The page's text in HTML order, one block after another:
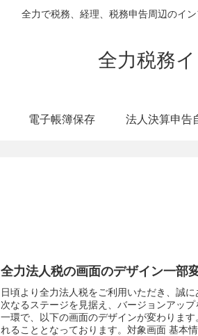
全力で税務、経理、税務申告周辺のイ
全力税務
電子帳簿保存 法人決算申告
全力法人税の画面のデザイン一部
日頃より全力法人税をご利用いただき、誠に
次なるステージを見据え、バージョンアッ
一環で、以下の画面のデザインが変わりま
れることとなっております。対象画面 基本情